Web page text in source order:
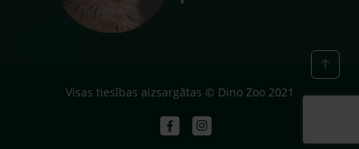
Visas tiesības aizsargātas © Dino Zoo 2021